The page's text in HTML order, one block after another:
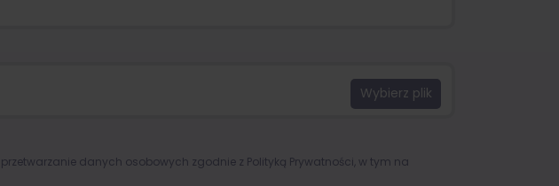
danych osobowych zgodnie z Polityką Prywatności , w tym na